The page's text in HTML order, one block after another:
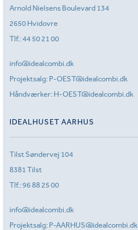
Arnold Nielsens Boulevard 134
2650 Hvidovre
Tlf.:44 50 21 00
info@idealcombi.dk
Projektsalg: P-OEST@idealcombi.dk
Håndværker: H-OEST@idealcombi.dk
IDEALHUSET AARHUS
Tilst Søndervej 104
8381 Tilst
Tlf.:96 88 25 00
info@idealcombi.dk
Projektsalg: P-AARHUS@idealcombi.dk